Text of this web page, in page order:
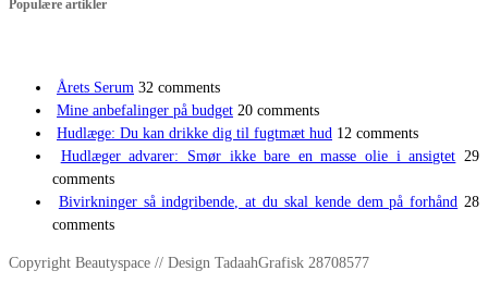
Populære artikler
Årets Serum 32 comments
Mine anbefalinger på budget 20 comments
Hudlæge: Du kan drikke dig til fugtmæt hud 12 comments
Hudlæger advarer: Smør ikke bare en masse olie i ansigtet 29
comments
Bivirkninger så indgribende, at du skal kende dem på forhånd 28
comments
Copyright Beautyspace // Design TadaahGrafisk 28708577